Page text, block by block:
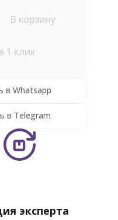
В корзину
1 клик
в Whatsapp
в Telegram
эксперта